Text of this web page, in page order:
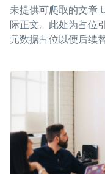
未提供可爬取的文章
际正文。此处为占位
元数据占位以便后续替